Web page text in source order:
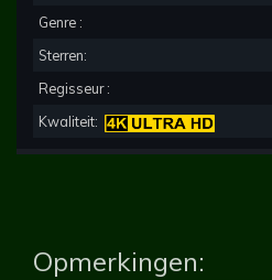
Genre :
Sterren:
Regisseur :
Kwaliteit:
Opmerkingen: